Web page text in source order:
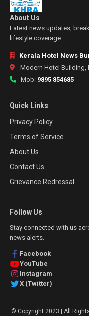
About Us
Latest news updates,
lifestyle coverage.
Kerala Hotel News
Modern Hotel Building,
Mob: 9895 854685
Quick Links
Privacy Policy
Terms of Service
About Us
Contact Us
Grievance Redressal
Follow Us
Stay connected with us
news alerts.
Facebook
YouTube
Instagram
X (Twitter)
© Copyright 2023 | All